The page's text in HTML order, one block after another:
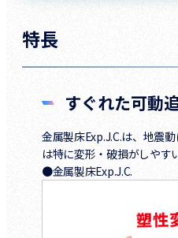
特長
すぐれた可動
金属製床Exp.J.C.は、地震
は特に変形・破損がしやす
●金属製床Exp.J.C.